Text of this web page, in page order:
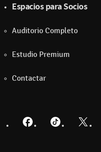
Espacios para Socios
Auditorio Completo
Estudio Premium
Contactar
FacebookTikTok Twitter